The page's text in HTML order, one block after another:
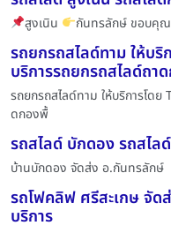
สูงเนิน กันทรลักษ์ ขอบคุณ
รถยกรถสไลด์ทาม ให้บ
บริการรถยกรถสไลด์ถา
รถยกรถสไลด์ทาม ให้บริการโด
ดกองพื้
รถสไลด์ บักดอง รถสไล
บ้านบักดอง จัดส่ง อ.กันทรลักษ์
รถโฟคลิฟ ศรีสะเกษ จั
บริการ